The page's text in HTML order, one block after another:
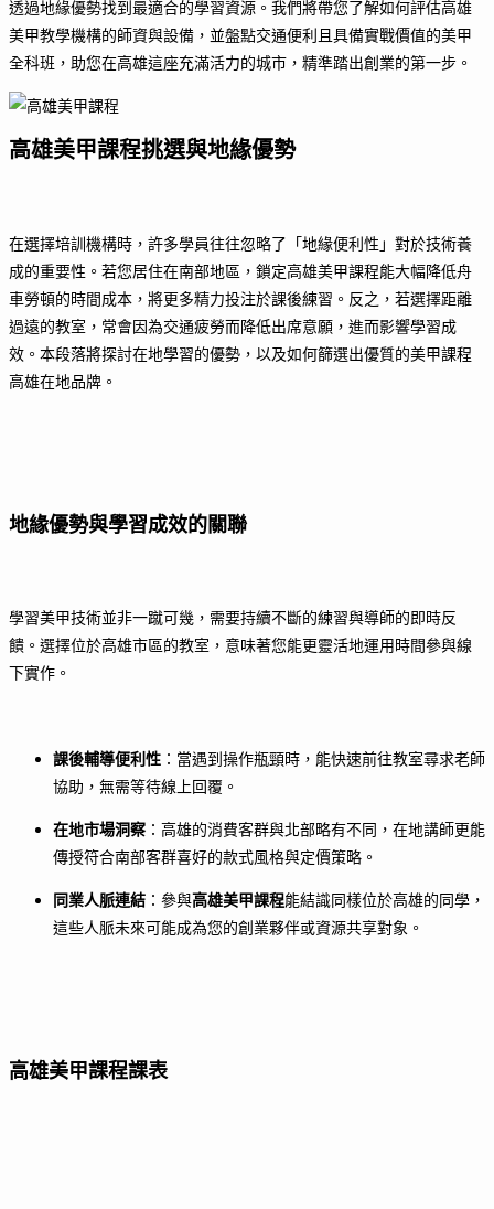
透過地緣優勢找到最適合的學習資源。我們將帶您了解如何評估高雄
美甲教學機構的師資與設備，並盤點交通便利且具備實戰價值的美甲
全科班，助您在高雄這座充滿活力的城市，精準踏出創業的第一步。
高雄美甲課程挑選與地緣優勢
在選擇培訓機構時，許多學員往往忽略了「地緣便利性」對於技術養
成的重要性。若您居住在南部地區，鎖定高雄美甲課程能大幅降低舟
車勞頓的時間成本，將更多精力投注於課後練習。反之，若選擇距離
過遠的教室，常會因為交通疲勞而降低出席意願，進而影響學習成
效。本段落將探討在地學習的優勢，以及如何篩選出優質的美甲課程
高雄在地品牌。
地緣優勢與學習成效的關聯
學習美甲技術並非一蹴可幾，需要持續不斷的練習與導師的即時反
饋。選擇位於高雄市區的教室，意味著您能更靈活地運用時間參與線
下實作。
課後輔導便利性 ：當遇到操作瓶頸時，能快速前往教室尋求老師
協助，無需等待線上回覆。
在地市場洞察 ：高雄的消費客群與北部略有不同，在地講師更能
傳授符合南部客群喜好的款式風格與定價策略。
同業人脈連結 ：參與高雄美甲課程能結識同樣位於高雄的同學，
這些人脈未來可能成為您的創業夥伴或資源共享對象。
高雄美甲課程課表